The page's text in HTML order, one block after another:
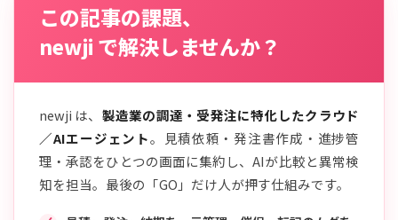
この記事の課題、
newji で解決しませんか？
newji は、 製造業の調達・受発注に特化したクラウド
／AIエージェント。見積依頼・発注書作成・進捗管
理・承認をひとつの画面に集約し、AIが比較と異常検
知を担当。最後の「GO」だけ人が押す仕組みです。